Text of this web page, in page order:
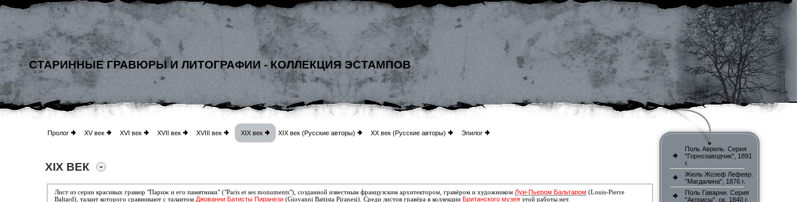
СТАРИННЫЕ ГРАВЮРЫ И ЛИТОГРАФИИ - КОЛЛЕКЦИЯ ЭСТАМПОВ
Пролог XV век XVI век XVII век XVIII век XIX век XIX век (Русские авторы) XX век (Русские авторы) Эпилог
XIX ВЕК
Лист из серии красивых гравюр "Париж и его памятники" ("Paris et ses monuments"), созданной известным французским архитектором, гравёром и художником Луи-Пьером Бальтаром (Louis-Pierre
Baltard) , талант которого сравнивают с талантом Джованни Батисты Пиранези (Giovanni Battista Piranesi). Среди листов гравёра в коллекции Британского музея этой работы нет.
Поль Авриль. Серия
"Горнозаводчик", 1891
г.
Жюль Жозеф Лефевр.
"Магдалина", 1876 г.
Поль Гаварни. Серия
"Актрисы", ок. 1840 г.